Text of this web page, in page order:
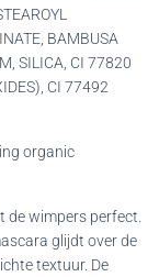
BAMBUSA
SILICA, CI 77820
CI 77492
organic
de wimpers perfect.
glijdt over de
textuur. De